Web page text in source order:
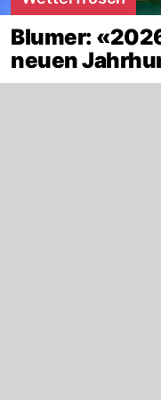
Blumer:
neuen